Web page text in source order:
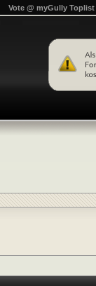
Vote @ myGully Toplist